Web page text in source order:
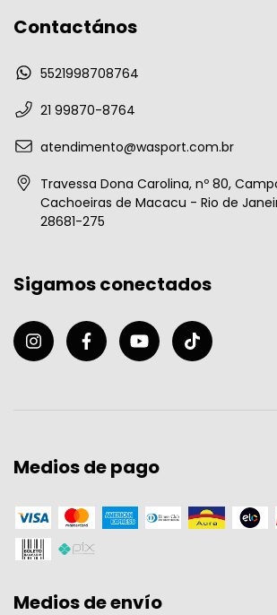
Contactános
5521998708764
21 99870-8764
atendimento@wasport.com.br
Travessa Dona Carolina, nº 80,
Cachoeiras de Macacu - Rio de
28681-275
Sigamos conectados
Medios de pago
Medios de envío